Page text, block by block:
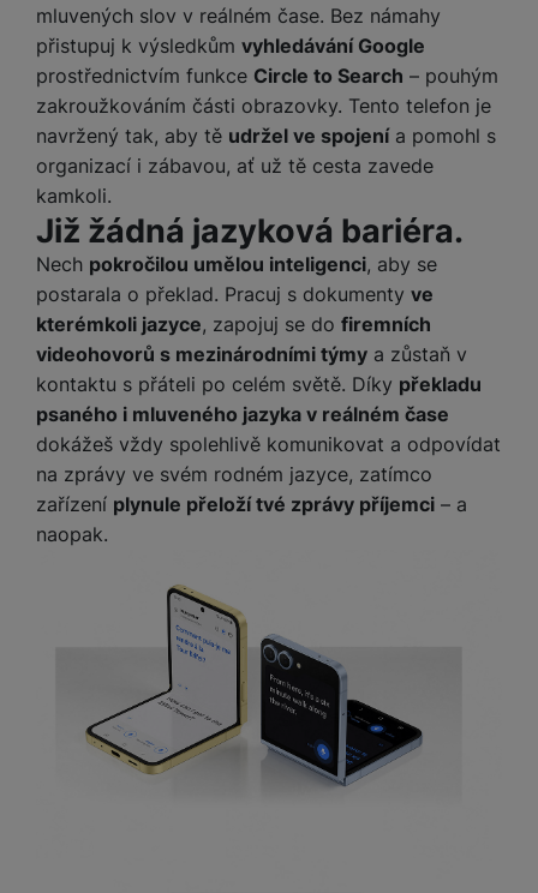
mluvených slov v reálném čase. Bez námahy
přistupuj k výsledkům vyhledávání Google
prostřednictvím funkce Circle to Search – pouhým
zakroužkováním části obrazovky. Tento telefon je
navržený tak, aby tě udržel ve spojenía pomohl s
organizací i zábavou, ať už tě cesta zavede
kamkoli.
Již žádná jazyková bariéra.
Nech pokročilou umělou inteligenci, aby se
postarala o překlad. Pracuj s dokumenty ve
kterémkoli jazyce, zapojuj se do firemních
videohovorů s mezinárodními týmy a zůstaň v
kontaktu s přáteli po celém světě. Díky překladu
psaného i mluveného jazyka v reálném čase
dokážeš vždy spolehlivě komunikovat a odpovídat
na zprávy ve svém rodném jazyce, zatímco
zařízení plynule přeloží tvé zprávy příjemci – a
naopak.